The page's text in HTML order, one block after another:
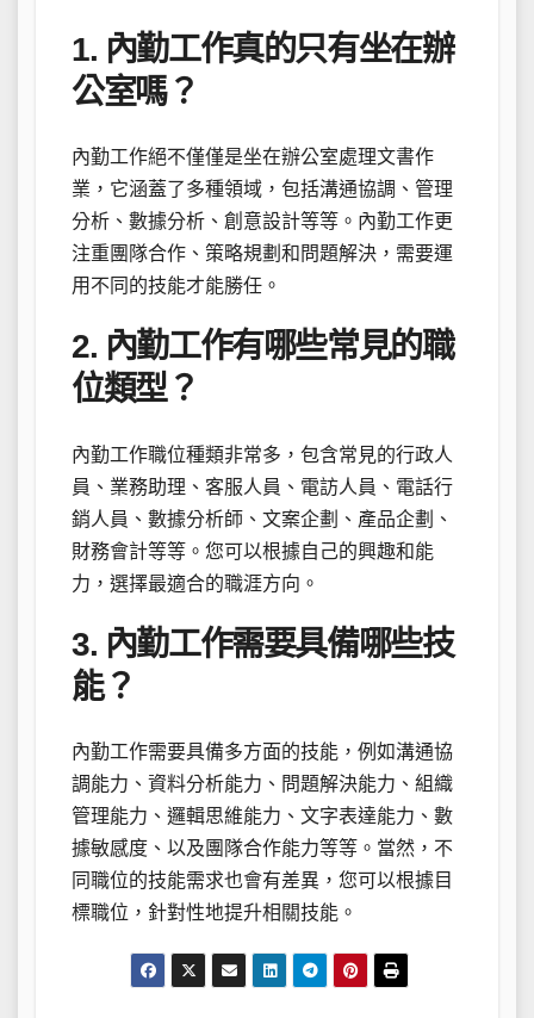
1. 內勤工作真的只有坐在辦
公室嗎？
內勤工作絕不僅僅是坐在辦公室處理文書作
業，它涵蓋了多種領域，包括溝通協調、管理
分析、數據分析、創意設計等等。內勤工作更
注重團隊合作、策略規劃和問題解決，需要運
用不同的技能才能勝任。
2. 內勤工作有哪些常見的職
位類型？
內勤工作職位種類非常多，包含常見的行政人
員、業務助理、客服人員、電訪人員、電話行
銷人員、數據分析師、文案企劃、產品企劃、
財務會計等等。您可以根據自己的興趣和能
力，選擇最適合的職涯方向。
3. 內勤工作需要具備哪些技
能？
內勤工作需要具備多方面的技能，例如溝通協
調能力、資料分析能力、問題解決能力、組織
管理能力、邏輯思維能力、文字表達能力、數
據敏感度、以及團隊合作能力等等。當然，不
同職位的技能需求也會有差異，您可以根據目
標職位，針對性地提升相關技能。